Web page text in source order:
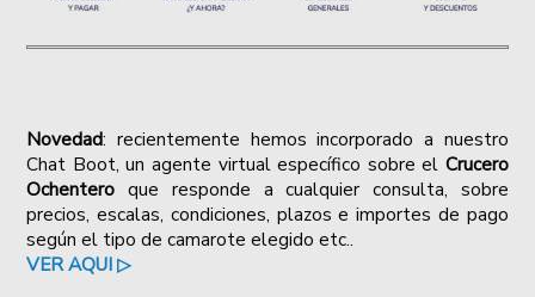
Novedad: recientemente hemos incorporado a nuestro
Chat Boot, un agente virtual específico sobre el Crucero
Ochenteroque responde a cualquier consulta, sobre
precios, escalas, condiciones, plazos e importes de pago
según el tipo de camarote elegido etc..
VER AQUI ▷